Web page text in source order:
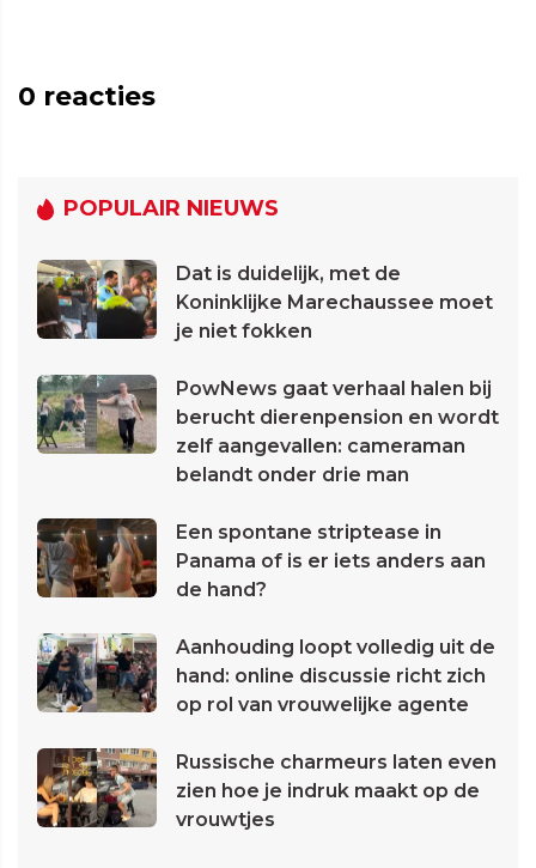
0 reacties
POPULAIR NIEUWS
Dat is duidelijk, met de
Koninklijke Marechaussee moet
je niet fokken
PowNews gaat verhaal halen bij
berucht dierenpension en wordt
zelf aangevallen: cameraman
belandt onder drie man
Een spontane striptease in
Panama of is er iets anders aan
de hand?
Aanhouding loopt volledig uit de
hand: online discussie richt zich
op rol van vrouwelijke agente
Russische charmeurs laten even
zien hoe je indruk maakt op de
vrouwtjes